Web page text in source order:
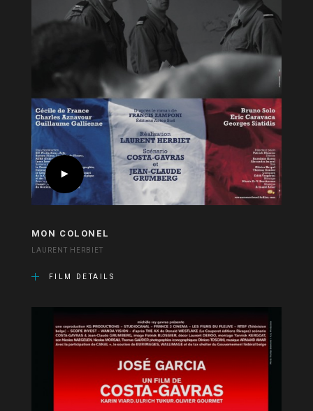
MON COLONEL
LAURENT HERBIET
FILM DETAILS